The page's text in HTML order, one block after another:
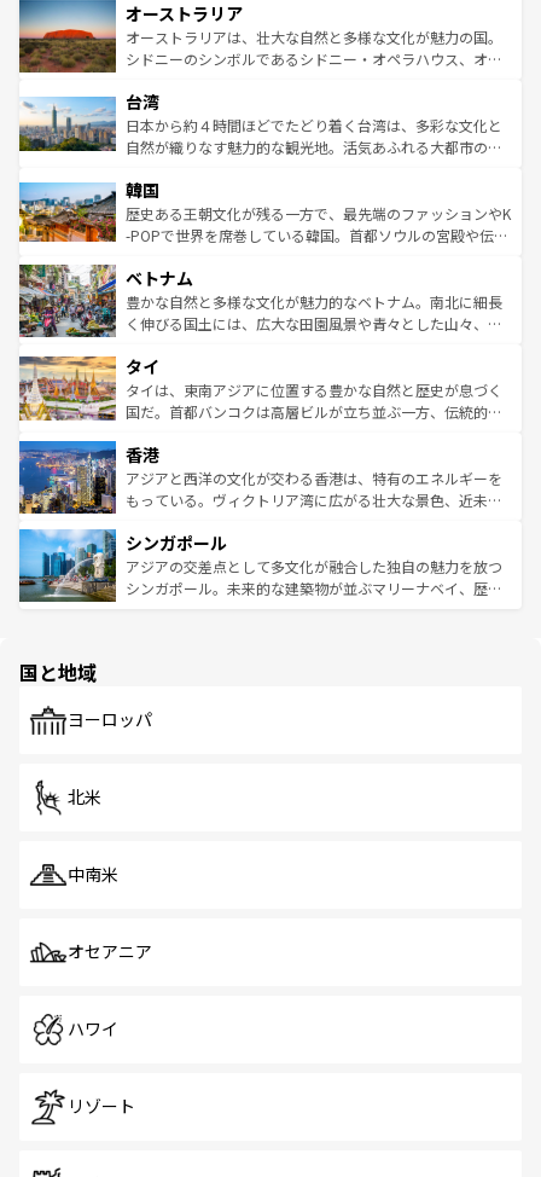
部のニューオーリンズでは、音楽と美食が融合した独特の
文化が魅力。旅行者はアメリカの各地域で異なる魅力を楽
しみながら、その多様性と豊かな歴史を感じることができ
ならではの贅沢な旅のスタイルだ。 なお、新着のアメリカ
情報はコンテンツ一覧を参照してほしい。
ワイ島は見逃せない。また、定番の観光地といえばオアフ
島だが、静かな自然を求めるならマウイ島やカウアイ島が
おすすめ。エメラルドグリーンに輝く海をはじめ、豊かな
れるおもてなしの心で訪れる人々を迎えてくれるハワイの
人々、おいしいローカルフードやハワイアンミュージッ
ク、伝統的なフラダンスなど、すべてがハワイの魅力を彩
ワイを、存分に味わってほしい。 なお、新着のハワイ情報
はコンテンツ一覧を参照してほしい。
オーストラリア
オーストラリアは、壮大な自然と多様な文化が魅力の国。
シドニーのシンボルであるシドニー・オペラハウス、オー
リアリーフや大陸中央部にそびえるウルル（エアーズロッ
ク）、タスマニアの美しい原生林やケアンズの熱帯雨林な
ど、見どころがたくさん。また、カフェやワイン、オージ
いる。アクティビティも充実しており、サーフィンやダイ
ビング、ハイキングなど、アウトドア好きにはたまらな
い。オーストラリアの多彩な魅力を存分に味わいつくそ
参照してほしい。
台湾
日本から約４時間ほどでたどり着く台湾は、多彩な文化と
自然が織りなす魅力的な観光地。活気あふれる大都市の台
ン）、静ひつな山岳地帯である台湾東部など、都市の喧騒
と山間の静けさが共存しており、訪れる人に新しい発見と
驚きをもたらしてくれる。また、奥深い台湾の食文化も魅
容にもいいと評判のスイーツなど、バラエティ豊かな料理
が味わえる。 なお、新着の台湾情報は コンテンツ一覧を参
照してほしい。
韓国
歴史ある王朝文化が残る一方で、最先端のファッションやK
-POPで世界を席巻している韓国。首都ソウルの宮殿や伝統
き、地方に足を延ばせば四季折々の自然美を楽しむことが
できる。そして、キムチや焼肉、絶品のストリートフード
まで、さまざまな韓国料理が待っている。夜には、韓国な
リティに包まれながら、韓国の多彩な魅力を心ゆくまで味
わってみてほしい。 なお、新着の韓国情報はコンテンツ一
覧を参照してほしい。
ベトナム
豊かな自然と多様な文化が魅力的なベトナム。南北に細長
く伸びる国土には、広大な田園風景や青々とした山々、世
急速な発展と共に伝統が息づく。ハノイの古い町並みやホ
ーチミン市のフランス統治時代の建物も、独特の雰囲気を
醸し出している。また、バラエティの豊かさとおいしさで
とつ。フォーやバインミー、ベトナムコーヒーなどは、ぜ
ひ現地で味わいたい。どの地域を訪れてもあたたかい人々
が旅行者を迎えてくれるので、きっと忘れられない旅にな
参照してほしい。
タイ
タイは、東南アジアに位置する豊かな自然と歴史が息づく
国だ。首都バンコクは高層ビルが立ち並ぶ一方、伝統的な
の活気が交差している。北部ではチェンマイなどの山岳地
帯で自然と触れ合い、南部ではプーケットやクラビの美し
いビーチでリゾート気分を楽しむことができる。タイ料理
激する。気候は一年中温暖で、どの季節にも異なる楽しみ
が待っている。親しみやすいタイの人々、仏教を中心とし
た文化、そして多様な観光資源が、訪れる旅人を魅了し続
香港
アジアと西洋の文化が交わる香港は、特有のエネルギーを
もっている。ヴィクトリア湾に広がる壮大な景色、近未来
み、どこを訪れても感動するはず。観光スポットが密集し
ており、効率よく見どころを回れるのも魅力。息をのむよ
うな絶景から文化的な体験まで、香港を存分に楽しみ尽く
シンガポール
アジアの交差点として多文化が融合した独自の魅力を放つ
シンガポール。未来的な建築物が並ぶマリーナベイ、歴史
で、ホーカーズは地元の風情を楽しめる外せないスポット
国と地域
ヨーロッパ
北米
中南米
オセアニア
ハワイ
リゾート